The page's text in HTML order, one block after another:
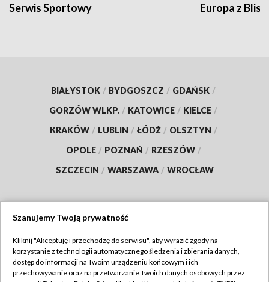
Serwis Sportowy Europa z
BIAŁYSTOK / BYDGOSZCZ / GDAŃSK /
GORZÓW WLKP. / KATOWICE / KIELCE /
KRAKÓW / LUBLIN / ŁÓDŹ / OLSZTYN /
OPOLE / POZNAŃ / RZESZÓW /
SZCZECIN / WARSZAWA / WROCŁAW
TVP
Abonament TVP
Regulamin TVP
Szanujemy Twoją prywatność
Kliknij "Akceptuję i przechodzę do serwisu", aby wyrazić zgody na
korzystanie z technologii automatycznego śledzenia i zbierania danych,
dostęp do informacji na Twoim urządzeniu końcowym i ich
przechowywanie oraz na przetwarzanie Twoich danych osobowych przez